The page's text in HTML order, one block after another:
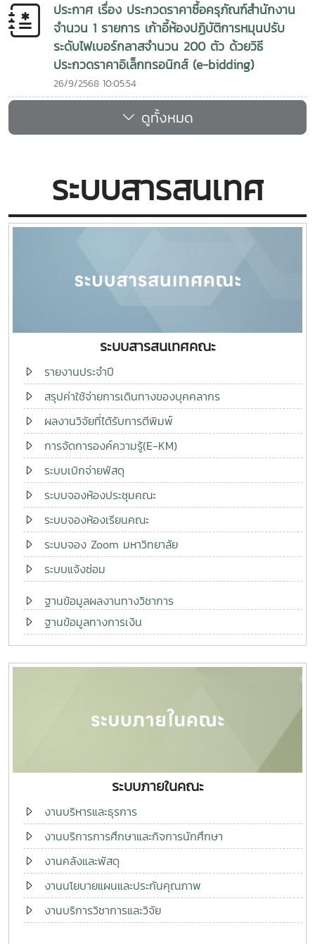
ประกาศ เรื่อง ประกวดราคาซื้อครุภัณฑ์สำนักงาน
จำนวน 1 รายการ เก้าอี้ห้องปฏิบัติการหมุนปรับ
ระดับไฟเบอร์กลาสจำนวน 200 ตัว ด้วยวิธี
ประกวดราคาอิเล็กทรอนิกส์ (e-bidding)
26/9/2568 10:05:54
ดูทั้งหมด
ระบบสารสนเทศ
ระบบสารสนเทศคณะ
รายงานประจำปี
สรุปค่าใช้จ่ายการเดินทางของบุคคลากร
ผลงานวิจัยที่ได้รับการตีพิมพ์
การจัดการองค์ความรู้(E-KM)
ระบบเบิกจ่ายพัสดุ
ระบบจองห้องประชุมคณะ
ระบบจองห้องเรียนคณะ
ระบบจอง Zoom มหาวิทยาลัย
ระบบแจ้งซ่อม
ฐานข้อมูลผลงานทางวิชาการ
ฐานข้อมูลทางการเงิน
ฐานข้อมูลทำนุบำรุงศิลปวัฒนธรรม
ศูนย์องค์ความรู้ประมงแม่โจ้
ระบบภายในคณะ
งานบริหารและธุรการ
งานบริการการศึกษาและกิจการนักศึกษา
งานคลังและพัสดุ
งานนโยบายแผนและประกันคุณภาพ
งานบริการวิชาการและวิจัย